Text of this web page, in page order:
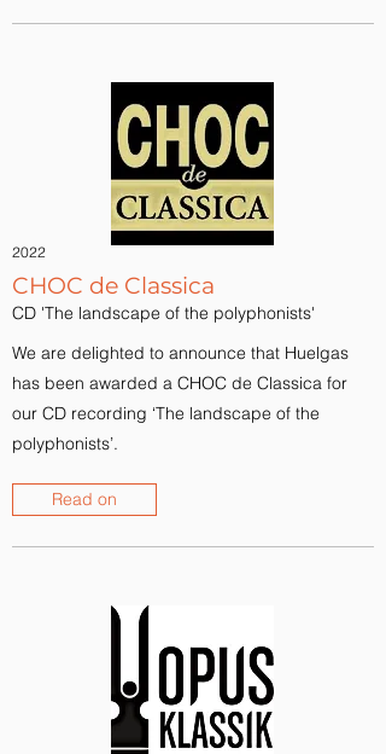
2022
CHOC de Classica
CD 'The landscape of the polyphonists'
We are delighted to announce that Huelgas
has been awarded a CHOC de Classica for
our CD recording ‘The landscape of the
polyphonists’.
Read on